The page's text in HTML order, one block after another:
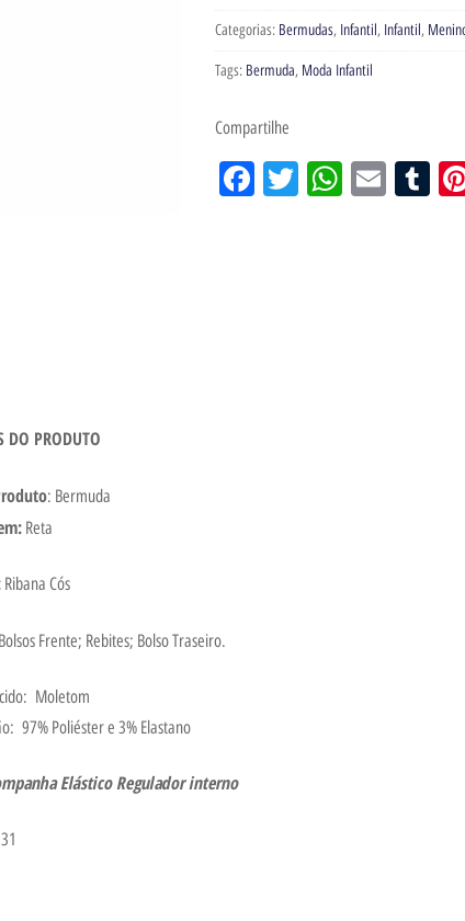
Categorias: Bermudas, Infantil, Infantil,
Tags: Bermuda, Moda Infantil
Compartilhe
Facebook
TwitterWhatsApp
Email
DO PRODUTO
: Bermuda
Reta
Ribana Cós
Bolsos Frente; Rebites; Bolso Traseiro.
Moletom
97% Poliéster e 3% Elastano
Elástico Regulador interno